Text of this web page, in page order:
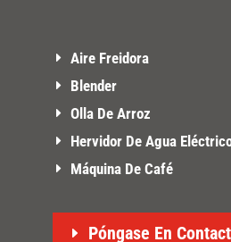
Aire Freidora
Blender
Olla De Arroz
Hervidor De Agua
Máquina De Café
Póngase En